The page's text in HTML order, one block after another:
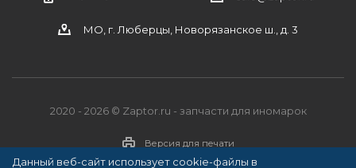
МО, г. Люберцы, Новорязанское ш., д. 3
2020 - 2026 © Zaptor.ru - запчасти для иномарок
Версия для печати
Данный веб-сайт использует cookie-файлы в